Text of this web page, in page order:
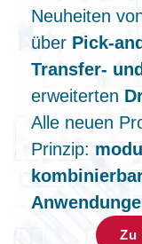
Neuheiten
über
Transfer‑
erweiterten
Alle neuen
Prinzip:
Zu